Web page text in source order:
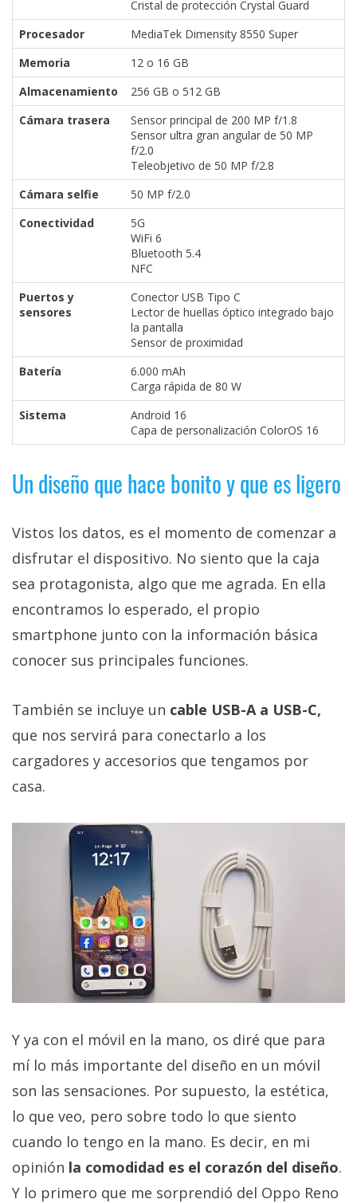
Cristal de protección Crystal Guard
Procesador
MediaTek Dimensity 8550 Super
Memoria
12 o 16 GB
Almacenamiento
256 GB o 512 GB
Cámara trasera
Sensor principal de 200 MP f/1.8
Sensor ultra gran angular de 50 MP
f/2.0
Teleobjetivo de 50 MP f/2.8
Cámara selfie
50 MP f/2.0
Conectividad
5G
WiFi 6
Bluetooth 5.4
NFC
Puertos y
sensores
Conector USB Tipo C
Lector de huellas óptico integrado bajo
la pantalla
Sensor de proximidad
Batería
6.000 mAh
Carga rápida de 80 W
Sistema
Android 16
Capa de personalización ColorOS 16
Un diseño que hace bonito y que es ligero
Vistos los datos, es el momento de comenzar a
disfrutar el dispositivo. No siento que la caja
sea protagonista, algo que me agrada. En ella
encontramos lo esperado, el propio
smartphone junto con la información básica
conocer sus principales funciones.
También se incluye un cable USB-A a USB-C,
que nos servirá para conectarlo a los
cargadores y accesorios que tengamos por
casa.
Y ya con el móvil en la mano, os diré que para
mí lo más importante del diseño en un móvil
son las sensaciones. Por supuesto, la estética,
lo que veo, pero sobre todo lo que siento
cuando lo tengo en la mano. Es decir, en mi
opinión la comodidad es el corazón del diseño.
Y lo primero que me sorprendió del Oppo Reno